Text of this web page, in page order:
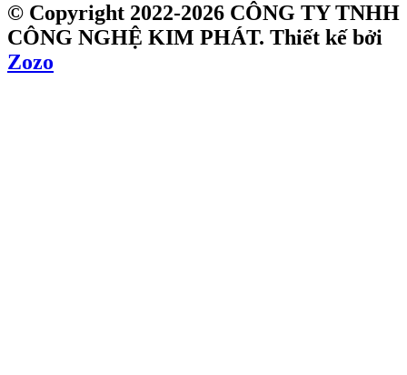
© Copyright 2022-2026 CÔNG TY TNHH
CÔNG NGHỆ KIM PHÁT. Thiết kế bởi
Zozo